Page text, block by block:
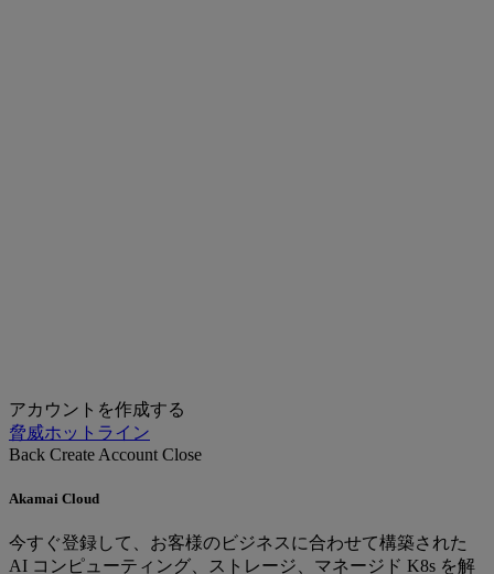
アカウントを作成する
脅威ホットライン
Back Create Account Close
Akamai Cloud
今すぐ登録して、お客様のビジネスに合わせて構築された
AI コンピューティング、ストレージ、マネージド K8s を解